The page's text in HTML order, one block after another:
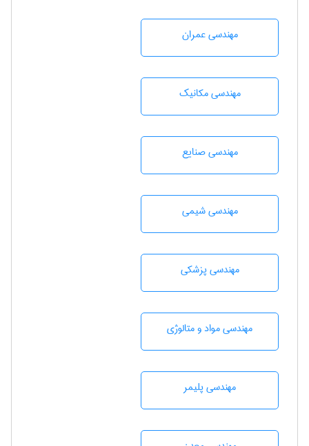
مهندسی عمران
مهندسی مکانیک
مهندسی صنايع
مهندسي شيمی
مهندسی پزشکی
مهندسی مواد و متالوژی
مهندسی پليمر